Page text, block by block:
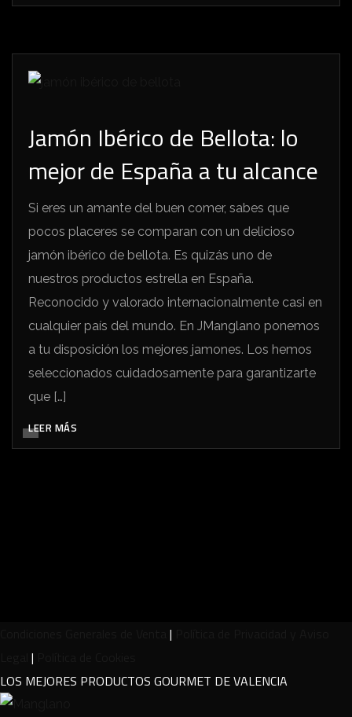
Jamón Ibérico de Bellota: lo
mejor de España a tu alcance
Si eres un amante del buen comer, sabes que
pocos placeres se comparan con un delicioso
jamón ibérico de bellota. Es quizás uno de
nuestros productos estrella en España.
Reconocido y valorado internacionalmente casi en
cualquier país del mundo. En JManglano ponemos
a tu disposición los mejores jamones. Los hemos
seleccionados cuidadosamente para garantizarte
que […]
LEER MÁS
|
|
LOS MEJORES PRODUCTOS GOURMET DE VALENCIA